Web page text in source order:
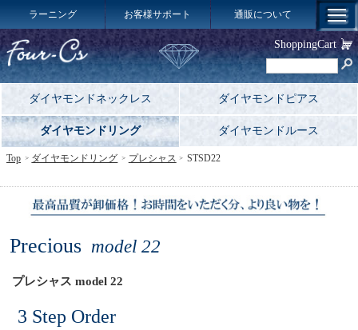
ラーニング お客様サポート 通販について
ダイヤモンドネックレス ダイヤモンドピアス
ダイヤモンドリング ダイヤモンドルース
Precious model 22
プレシャス model 22
3 Step Order
Top ダイヤモンドリング プレシャス STSD22
ShoppingCart